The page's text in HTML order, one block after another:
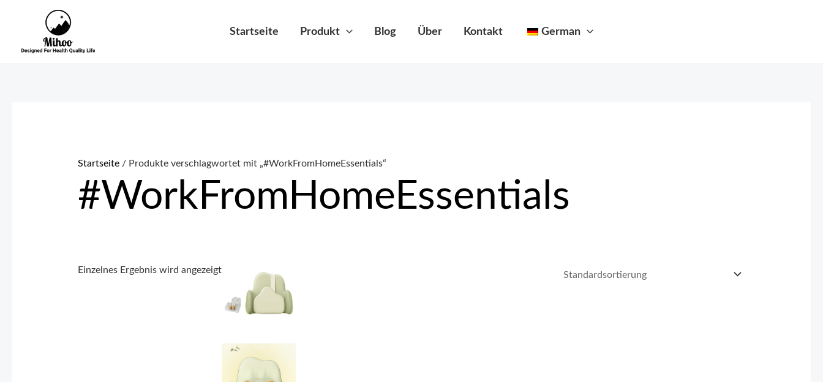
Startseite Produkt Blog Über Kontakt German
Startseite/ Produkte verschlagwortet mit „#WorkFromHomeEssentials“
#WorkFromHomeEssentials
Einzelnes Ergebnis wird angezeigt